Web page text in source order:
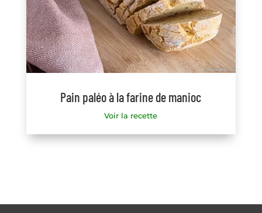
Pain paléo à la farine de manioc
Voir la recette